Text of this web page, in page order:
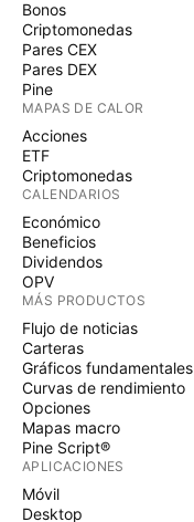
Bonos
Criptomonedas
Pares CEX
Pares DEX
Pine
MAPAS DE CALOR
Acciones
ETF
Criptomonedas
CALENDARIOS
Económico
Beneficios
Dividendos
OPV
MÁS PRODUCTOS
Flujo de noticias
Carteras
Gráficos fundamentales
Curvas de rendimiento
Opciones
Mapas macro
Pine Script®
APLICACIONES
Móvil
Desktop